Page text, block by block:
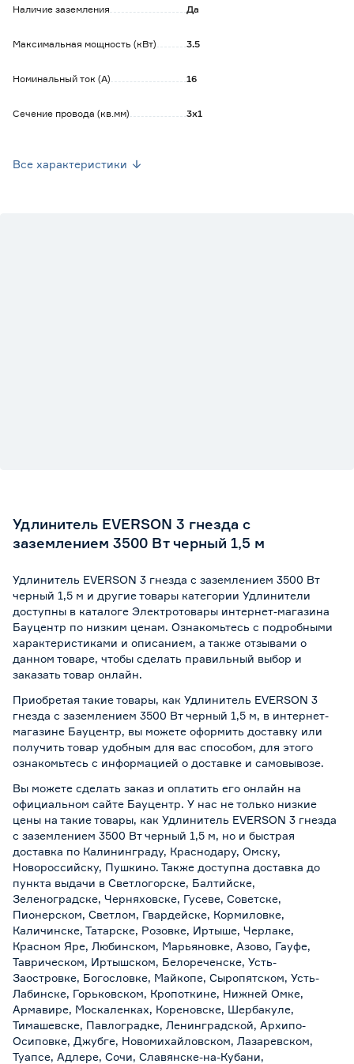
Наличие заземления Да
Максимальная мощность (кВт) 3.5
Номинальный ток (А) 16
Сечение провода (кв.мм) 3х1
Все характеристики
Удлинитель EVERSON 3 гнезда с
заземлением 3500 Вт черный 1,5 м
Удлинитель EVERSON 3 гнезда с заземлением 3500 Вт
черный 1,5 м и другие товары категории Удлинители
доступны в каталоге Электротовары интернет-магазина
Бауцентр по низким ценам. Ознакомьтесь с подробными
характеристиками и описанием, а также отзывами о
данном товаре, чтобы сделать правильный выбор и
заказать товар онлайн.
Приобретая такие товары, как Удлинитель EVERSON 3
гнезда с заземлением 3500 Вт черный 1,5 м, в интернет-
магазине Бауцентр, вы можете оформить доставку или
получить товар удобным для вас способом, для этого
ознакомьтесь с информацией о доставке и самовывозе.
Вы можете сделать заказ и оплатить его онлайн на
официальном сайте Бауцентр. У нас не только низкие
цены на такие товары, как Удлинитель EVERSON 3 гнезда
с заземлением 3500 Вт черный 1,5 м, но и быстрая
доставка по Калининграду, Краснодару, Омску,
Новороссийску, Пушкино. Также доступна доставка до
пункта выдачи в Светлогорске, Балтийске,
Зеленоградске, Черняховске, Гусеве, Советске,
Пионерском, Светлом, Гвардейске, Кормиловке,
Каличинске, Татарске, Розовке, Иртыше, Черлаке,
Красном Яре, Любинском, Марьяновке, Азово, Гауфе,
Таврическом, Иртышском, Белореченске, Усть-
Заостровке, Богословке, Майкопе, Сыропятском, Усть-
Лабинске, Горьковском, Кропоткине, Нижней Омке,
Армавире, Москаленках, Кореновске, Шербакуле,
Тимашевске, Павлоградке, Ленинградской, Архипо-
Осиповке, Джубге, Новомихайловском, Лазаревском,
Туапсе, Адлере, Сочи, Славянске-на-Кубани,